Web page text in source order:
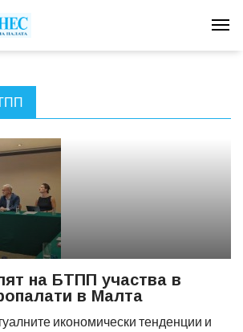
на БТПП участва в
в Малта
икономически тенденции и